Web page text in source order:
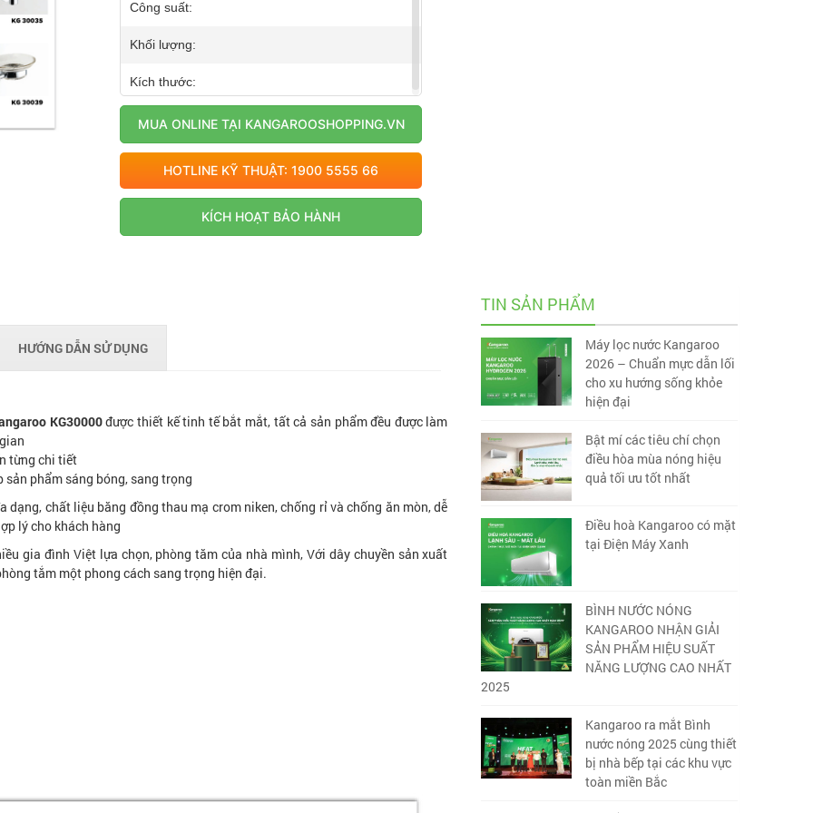
Công suất:
Khối lượng:
Kích thước:
MUA ONLINE TẠI KANGAROOSHOPPING.VN
HOTLINE KỸ THUẬT: 1900 5555 66
KÍCH HOẠT BẢO HÀNH
HƯỚNG DẪN SỬ DỤNG
KG30000được thiết kế tinh tế bắt mắt, tất cả sản phẩm đều được làm
từng chi tiết
sản phẩm sáng bóng, sang trọng
chất liệu băng đồng thau mạ crom niken, chống rỉ và chống ăn mòn, dễ
lý cho khách hàng
gia đình Việt lựa chọn, phòng tăm của nhà mình, Với dây chuyền sản xuất
tắm một phong cách sang trọng hiện đại.
TIN SẢN PHẨM
Máy lọc nước Kangaroo
2026 – Chuẩn mực dẫn lối
cho xu hướng sống khỏe
hiện đại
Bật mí các tiêu chí chọn
điều hòa mùa nóng hiệu
quả tối ưu tốt nhất
Điều hoà Kangaroo có mặt
tại Điện Máy Xanh
BÌNH NƯỚC NÓNG
KANGAROO NHẬN GIẢI
SẢN PHẨM HIỆU SUẤT
NĂNG LƯỢNG CAO NHẤT
2025
Kangaroo ra mắt Bình
nước nóng 2025 cùng thiết
bị nhà bếp tại các khu vực
toàn miền Bắc